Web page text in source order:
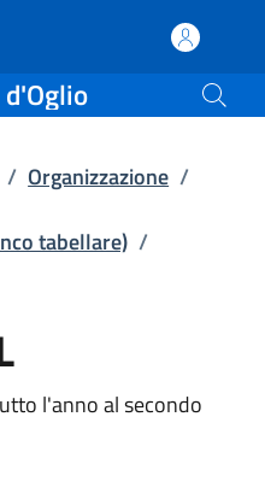
|
scheda).
d'Oglio
/ Organizzazione /
tabellare) /
l'anno al secondo